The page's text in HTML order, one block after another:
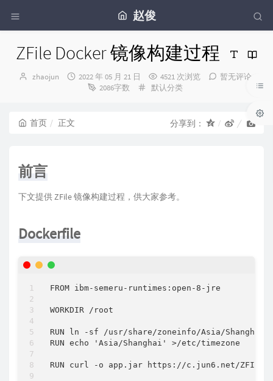
赵俊
ZFile Docker 镜像构建过程
博
zhaojun
发
2022 年 05 月 21 日 4521 次浏览
暂无评论
2086字数
分
默认分类
首页 正文 分享到：
前言
下文提供 ZFile 镜像构建过程，供大家参考。
Dockerfile
FROM ibm-semeru-runtimes:open-8-jre
WORKDIR /root
RUN ln -sf /usr/share/zoneinfo/Asia/
RUN echo 'Asia/Shanghai' >/etc/timezone
RUN curl -o app.jar https://c.jun6.net/